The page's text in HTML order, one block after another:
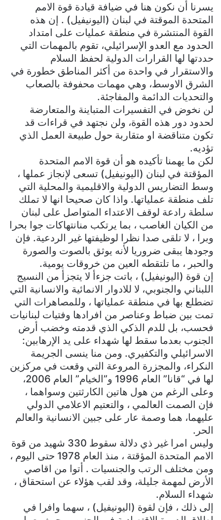
يسرنا أن نكون هنا في ضيافة قيادة قوة الامم
المتحدة الموقتة في لبنان (اليونيفيل) . إن هذه
القوة المنتشرة في منطقة عمليات على امتداد
الحدود مع العدو الإسرائيلي، تقوم بالمهمات التي
حددتها لها القرارات الدولية لحفظ السلام
والاستقرار في واحدة من أكثر المناطق خطورة في
الشرق الاوسط، وهي مهمات محفوفة بالصعاب
والتحديات الدائمة والمفاجئة.
لن نخوض في التفسيرات المتباينة والمتعارضة
لحدود دور هذه القوة، ولن نجتهد في قراءات قد
تكون متناقضة او متقاربة حول طبيعة العمل الذي
تؤديه.
لكن ما يهمنا تأكيده هو أن قوة الامم المتحدة
المؤقتة في لبنان (اليونيفيل) تسعى لإنجاز عملها ،
وسط التضاريس الدولية والاقليمية والمحلية التي
تلف منطقة عملياتها. واذا كان صحيحا انها لا تملك
سلطة رادعة لوقف الاعتداء المتواصل على لبنان
من الكيان الغاصب ، بما يرتكب منانتهاكات جوا بحرا
وبرا ، لا تلقى صدا نظرا لوظيفتها غير الردعية. فإن
وجودها يبقى ضروريا لأنه يوثق بالصوت والصورة
والحبر ، ما تلتقطه العين من خروقات يومية.
إن قوة (اليونيفيل) ، باتت جزءأ لا يتجزأ من النسيج
اللبناني والجنوبي، لا للادوار الانمائية والانسانية التي
تضطلع بها في منطقة عملياتها ، وللمصاهرات التي
تمت بين ضباط وعناصر من افرادها وفتيات لبنانيات
فحسب، بل للدم الذكي الذي قدمته وخضب أرض
الجنوب بعدما سقط لها شهداء على يد الإرهابين:
الاسرائيلي والتكفيري. ومن منا ينسى الجريمة
النكراء، والمجزرة المروعة التي وقعت في مركزين
لها في “قانا” العام 1996 و”الخيام” العام 2006،
وعلى الرغم من هول هاتين الكارثتين وسواهما ،
فإن الصمت العالمي ، والتعتيم الاعلامي الدولي
عليهما، هما وصمة عار على جبين الانسانية والعالم
الحر.
وليس امرا غير ذي دلالة سقوط 330 شهيد من قوة
الامم المتحدة المؤقتة ، منذ العام 1978 حتى اليوم ،
ومن مختلف الرتب والجنسيات . أتوا من اقاصي
الأرض لمهمة جليلة، وقد لقب هؤلاء عن استحقاق ،
شهداء السلام.
إلى ذلك ، فإن لقوة (اليونيفيل) ، سهما وافرا في